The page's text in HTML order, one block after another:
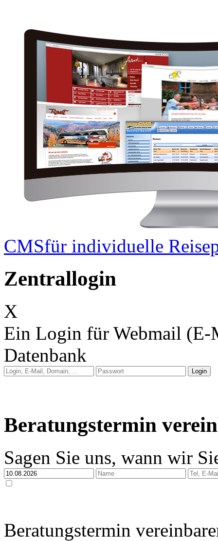
CMSfür individuelle
Zentrallogin
X
Ein Login für Webmail (E-
Datenbank
Beratungstermin
Sagen Sie uns, wann wir
Beratungstermin